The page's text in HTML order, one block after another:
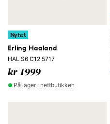
Nyhet
Erling Haaland
HAL S6 C12 5717
kr 1999
På lager i nettbutikken